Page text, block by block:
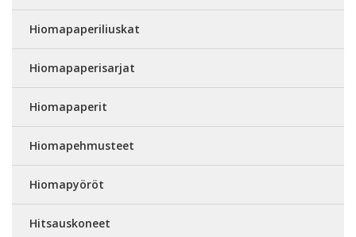
Hiomapaperiliuskat
Hiomapaperisarjat
Hiomapaperit
Hiomapehmusteet
Hiomapyöröt
Hitsauskoneet